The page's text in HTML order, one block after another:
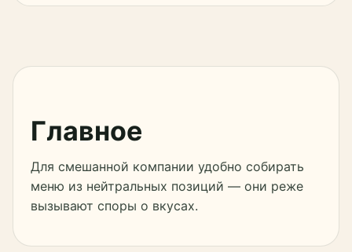
Главное
Для смешанной компании удобно собирать
меню из нейтральных позиций — они реже
вызывают споры о вкусах.